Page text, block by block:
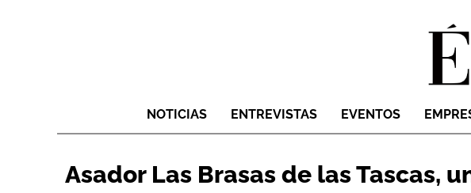
NOTICIAS ENTREVISTAS EVENTOS
Asador Las Brasas de las Tascas,